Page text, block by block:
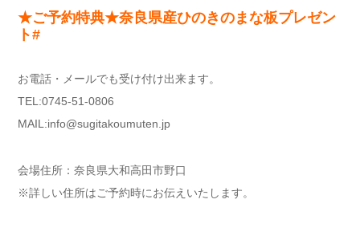
★ご予約特典★奈良県産ひのきのまな板プレゼン
ト#
お電話・メールでも受け付け出来ます。
TEL:0745-51-0806
MAIL:info@sugitakoumuten.jp
会場住所：奈良県大和高田市野口
※詳しい住所はご予約時にお伝えいたします。